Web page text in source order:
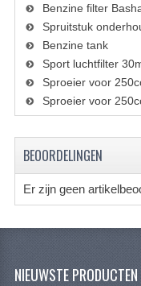
Benzine filter
Spruitstuk
Benzine tank
Sport luchtfilter
Sproeier voor
Sproeier voor
BEOORDELINGEN
Er zijn geen
NIEUWSTE PRODUCTEN